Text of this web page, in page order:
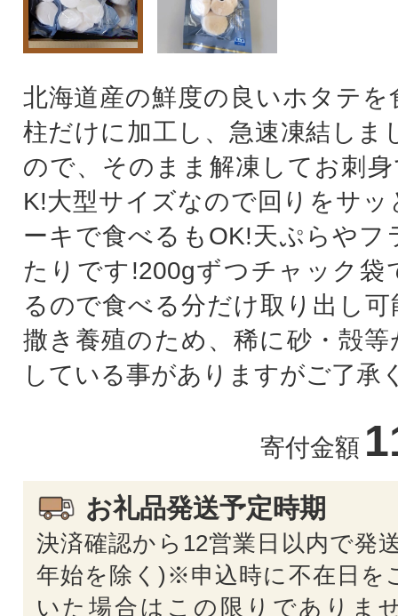
北海道産の鮮度の良いホタテを
柱だけに加工し、急速凍結しま
ので、そのまま解凍してお刺
K!大型サイズなので回りをサッ
ーキで食べるもOK!天ぷらやフ
たりです!200gずつチャック袋
るので食べる分だけ取り出し
撒き養殖のため、稀に砂・殻等
している事がありますがご了承
寄付金額
お礼品発送予定時期
決済確認から12営業日以内で発
年始を除く)※申込時に不在日を
いた場合はこの限りでありま